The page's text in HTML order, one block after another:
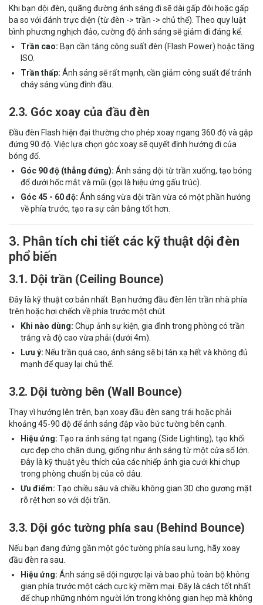
Khi bạn dội đèn, quãng đường ánh sáng đi sẽ dài gấp đôi hoặc gấp
ba so với đánh trực diện (từ đèn -> trần -> chủ thể). Theo quy luật
bình phương nghịch đảo, cường độ ánh sáng sẽ giảm đi đáng kể.
Trần cao: Bạn cần tăng công suất đèn (Flash Power) hoặc tăng
ISO.
Trần thấp: Ánh sáng sẽ rất mạnh, cần giảm công suất để tránh
cháy sáng vùng đỉnh đầu.
2.3. Góc xoay của đầu đèn
Đầu đèn Flash hiện đại thường cho phép xoay ngang 360 độ và gập
đứng 90 độ. Việc lựa chọn góc xoay sẽ quyết định hướng đi của
bóng đổ.
Góc 90 độ (thẳng đứng): Ánh sáng dội từ trần xuống, tạo bóng
đổ dưới hốc mắt và mũi (gọi là hiệu ứng gấu trúc).
Góc 45 - 60 độ: Ánh sáng vừa dội trần vừa có một phần hướng
về phía trước, tạo ra sự cân bằng tốt hơn.
3. Phân tích chi tiết các kỹ thuật dội đèn
phổ biến
3.1. Dội trần (Ceiling Bounce)
Đây là kỹ thuật cơ bản nhất. Bạn hướng đầu đèn lên trần nhà phía
trên hoặc hơi chếch về phía trước một chút.
Khi nào dùng: Chụp ảnh sự kiện, gia đình trong phòng có trần
trắng và độ cao vừa phải (dưới 4m).
Lưu ý: Nếu trần quá cao, ánh sáng sẽ bị tán xạ hết và không đủ
mạnh để quay lại chủ thể.
3.2. Dội tường bên (Wall Bounce)
Thay vì hướng lên trên, bạn xoay đầu đèn sang trái hoặc phải
khoảng 45-90 độ để ánh sáng đập vào bức tường bên cạnh.
Hiệu ứng: Tạo ra ánh sáng tạt ngang (Side Lighting), tạo khối
cực đẹp cho chân dung, giống như ánh sáng từ một cửa sổ lớn.
Đây là kỹ thuật yêu thích của các nhiếp ảnh gia cưới khi chụp
trong phòng chuẩn bị của cô dâu.
Ưu điểm: Tạo chiều sâu và chiều không gian 3D cho gương mặt
rõ rệt hơn so với dội trần.
3.3. Dội góc tường phía sau (Behind Bounce)
Nếu bạn đang đứng gần một góc tường phía sau lưng, hãy xoay
đầu đèn ra sau.
Hiệu ứng: Ánh sáng sẽ dội ngược lại và bao phủ toàn bộ không
gian phía trước một cách cực kỳ mềm mại. Đây là cách tốt nhất
để chụp những nhóm người lớn trong không gian hẹp mà không